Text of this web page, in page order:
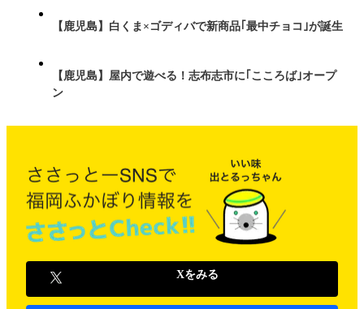
【鹿児島】白くま×ゴディバで新商品｢最中チョコ｣が誕生
【鹿児島】屋内で遊べる！志布志市に｢こころば｣オープ
ン
Xをみる